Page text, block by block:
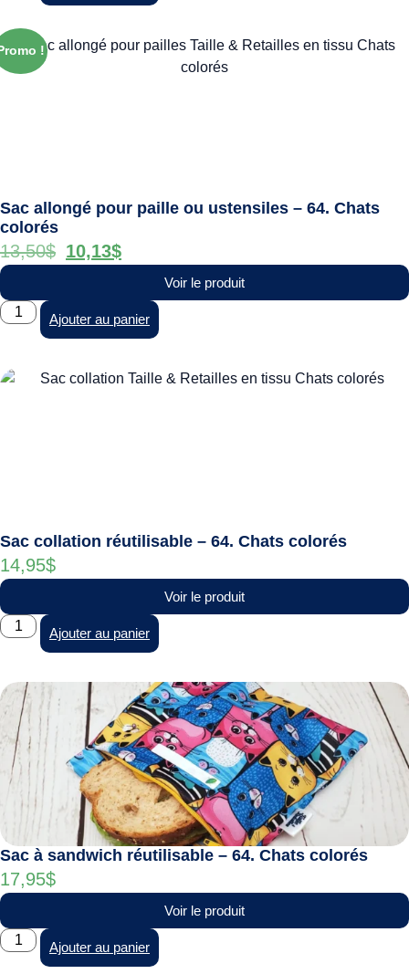
!
Sac allongé pour paille ou ustensiles – 64. Chats
colorés
13,50$ 10,13$
Voir le produit
Ajouter au panier
Sac collation réutilisable – 64. Chats colorés
14,95$
Voir le produit
Ajouter au panier
Sac à sandwich réutilisable – 64. Chats colorés
17,95$
Voir le produit
Ajouter au panier